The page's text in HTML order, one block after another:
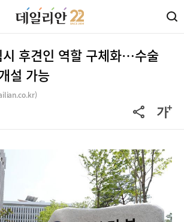
시 후견인 역할 구체화…수술
설 가능